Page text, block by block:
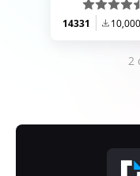
14331
2